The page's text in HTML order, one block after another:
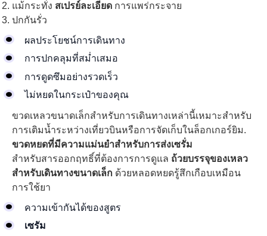
แม้กระทั่ง สเปรย์ละเอียด การแพร่กระจาย
ปกกันรั่ว
ผลประโยชน์การเดินทาง
การปกคลุมที่สม่ำเสมอ
การดูดซึมอย่างรวดเร็ว
ไม่หยดในกระเป๋าของคุณ
ขวดเหลวขนาดเล็กสำหรับการเดินทางเหล่านี้เหมาะสำหรับ
การเติมน้ำระหว่างเที่ยวบินหรือการจัดเก็บในล็อกเกอร์ยิม.
ขวดหยดที่มีความแม่นยำสำหรับการส่งเซรั่ม
สำหรับสารออกฤทธิ์ที่ต้องการการดูแล ถ้วยบรรจุของเหลว
สำหรับเดินทางขนาดเล็ก ด้วยหลอดหยดรู้สึกเกือบเหมือน
การใช้ยา
ความเข้ากันได้ของสูตร
เซรัม